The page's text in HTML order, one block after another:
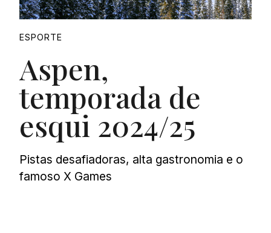
ESPORTE
Aspen,
temporada de
esqui 2024/25
Pistas desafiadoras, alta gastronomia e o
famoso X Games